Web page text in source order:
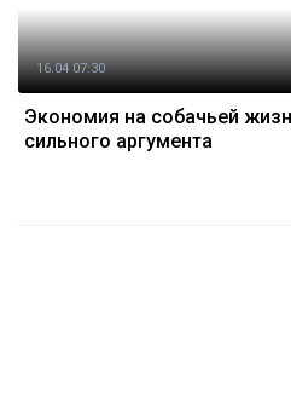
16.04 07:30
Экономия на собачьей
сильного аргумента